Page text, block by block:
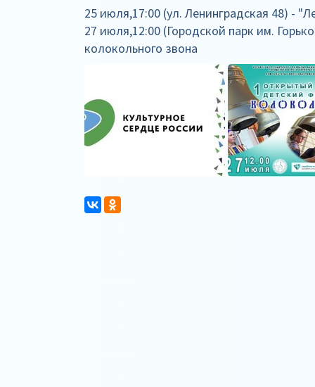
25 июля,17:00 (ул. Ленинградская 48) -
27 июля,12:00 (Городской парк им.
колокольного звона